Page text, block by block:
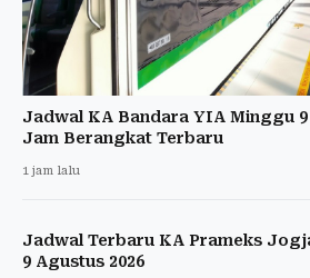
Jadwal KA Bandara YIA Minggu 9
Jam Berangkat Terbaru
1 jam lalu
Jadwal Terbaru KA Prameks
9 Agustus 2026